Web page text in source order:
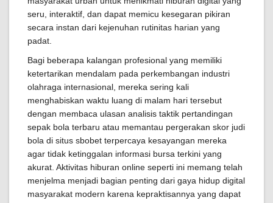
seru, interaktif, dan dapat memicu kesegaran pikiran
secara instan dari kejenuhan rutinitas harian yang
padat.
Bagi beberapa kalangan profesional yang memiliki
ketertarikan mendalam pada perkembangan industri
olahraga internasional, mereka sering kali
menghabiskan waktu luang di malam hari tersebut
dengan membaca ulasan analisis taktik pertandingan
sepak bola terbaru atau memantau pergerakan skor judi
bola di situs sbobet terpercaya kesayangan mereka
agar tidak ketinggalan informasi bursa terkini yang
akurat. Aktivitas hiburan online seperti ini memang telah
menjelma menjadi bagian penting dari gaya hidup digital
masyarakat modern karena kepraktisannya yang dapat